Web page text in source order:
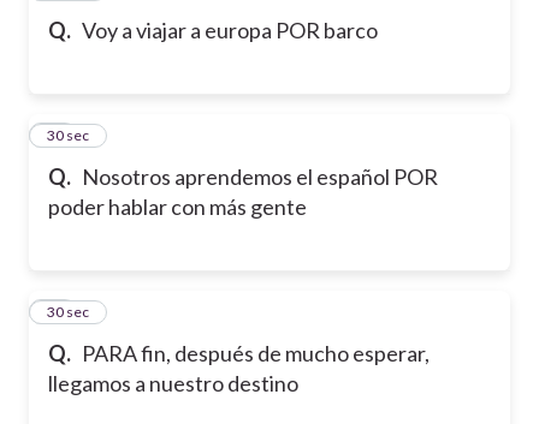
Q. Voy a viajar a europa POR barco
Q. Nosotros aprendemos el español POR
poder hablar con más gente
19
30 sec
Q. PARA fin, después de mucho esperar,
llegamos a nuestro destino
20
30 sec